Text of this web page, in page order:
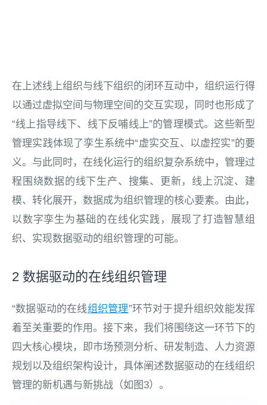
在上述线上组织与线下组织的闭环互动中，组织运行得
以通过虚拟空间与物理空间的交互实现，同时也形成了
“线上指导线下、线下反哺线上”的管理模式。这些新型
管理实践体现了孪生系统中“虚实交互、以虚控实”的要
义。与此同时，在线化运行的组织复杂系统中，管理过
程围绕数据的线下生产、搜集、更新，线上沉淀、建
模、转化展开，数据成为组织管理的核心要素。由此，
以数字孪生为基础的在线化实践，展现了打造智慧组
织、实现数据驱动的组织管理的可能。
2 数据驱动的在线组织管理
“数据驱动的在线组织管理”环节对于提升组织效能发挥
着至关重要的作用。接下来，我们将围绕这一环节下的
四大核心模块，即市场预测分析、研发制造、人力资源
规划以及组织架构设计，具体阐述数据驱动的在线组织
管理的新机遇与新挑战（如图3）。